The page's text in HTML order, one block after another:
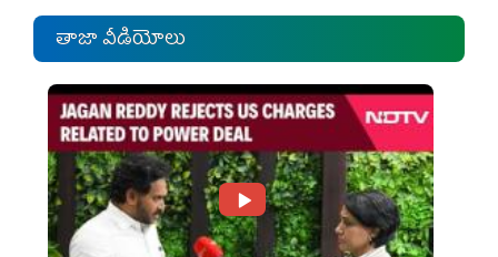
తాజా వీడియోలు